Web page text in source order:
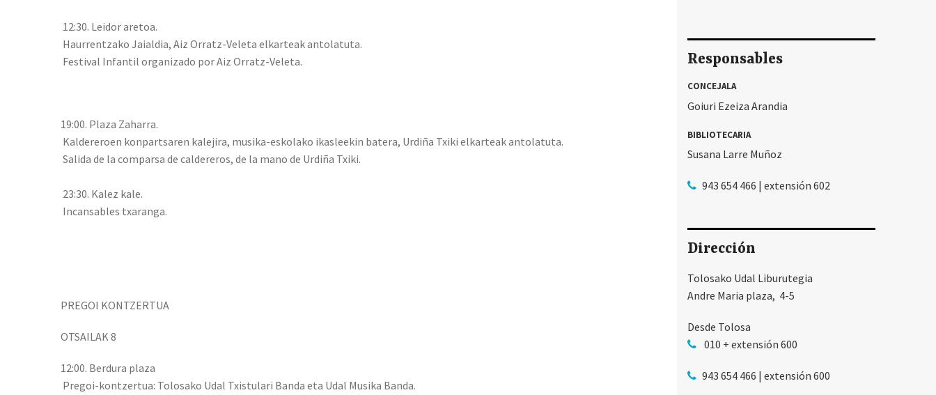
12:30. Leidor aretoa.
Haurrentzako Jaialdia, Aiz Orratz-Veleta elkarteak antolatuta.
Festival Infantil organizado por Aiz Orratz-Veleta.
19:00. Plaza Zaharra.
Kaldereroen konpartsaren kalejira, musika-eskolako ikasleekin batera, Urdiña Txiki elkarteak antolatuta.
Salida de la comparsa de caldereros, de la mano de Urdiña Txiki.
23:30. Kalez kale.
Incansables txaranga.
PREGOI KONTZERTUA
OTSAILAK 8
12:00. Berdura plaza
Pregoi-kontzertua: Tolosako Udal Txistulari Banda eta Udal Musika Banda.
Responsables
CONCEJALA
Goiuri Ezeiza Arandia
BIBLIOTECARIA
Susana Larre Muñoz
943 654 466 | extensión 602
Dirección
Tolosako Udal Liburutegia
Andre Maria plaza, 4-5
Desde Tolosa
010 + extensión 600
943 654 466 | extensión 600